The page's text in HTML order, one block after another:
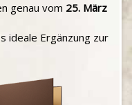
genau vom 25. März
ideale Ergänzung zur